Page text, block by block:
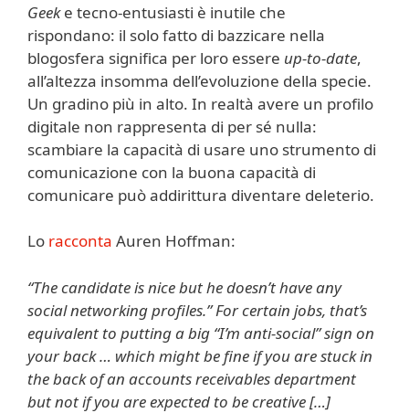
Geeke tecno-entusiasti è inutile che
rispondano: il solo fatto di bazzicare nella
blogosfera significa per loro essere up-to-date,
all’altezza insomma dell’evoluzione della specie.
Un gradino più in alto. In realtà avere un profilo
digitale non rappresenta di per sé nulla:
scambiare la capacità di usare uno strumento di
comunicazione con la buona capacità di
comunicare può addirittura diventare deleterio.
Lo racconta Auren Hoffman:
“The candidate is nice but he doesn’t have any
social networking profiles.” For certain jobs, that’s
equivalent to putting a big “I’m anti-social” sign on
your back … which might be fine if you are stuck in
the back of an accounts receivables department
but not if you are expected to be creative […]